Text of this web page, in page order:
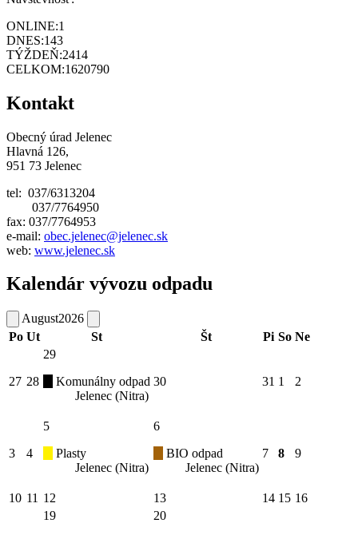
ONLINE:1
DNES:143
TÝŽDEŇ:2414
CELKOM:1620790
Kontakt
Obecný úrad Jelenec
Hlavná 126,
951 73 Jelenec
tel: 037/6313204
037/7764950
fax: 037/7764953
e-mail: obec.jelenec@jelenec.sk
web: www.jelenec.sk
Kalendár vývozu odpadu
August2026
Po Ut St Št Pi So Ne
27 28
29
Komunálny odpad
Jelenec (Nitra)
30 31 1 2
3 4
5
Plasty
Jelenec (Nitra)
6
BIO odpad
Jelenec (Nitra)
7 8 9
10 11 12 13 14 15 16
19
20